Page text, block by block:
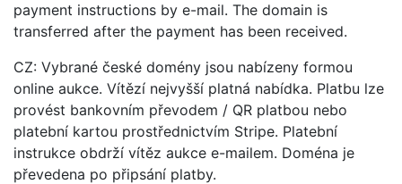
payment instructions by e-mail. The domain is
transferred after the payment has been received.
CZ: Vybrané české domény jsou nabízeny formou
online aukce. Vítězí nejvyšší platná nabídka. Platbu lze
provést bankovním převodem / QR platbou nebo
platební kartou prostřednictvím Stripe. Platební
instrukce obdrží vítěz aukce e-mailem. Doména je
převedena po připsání platby.